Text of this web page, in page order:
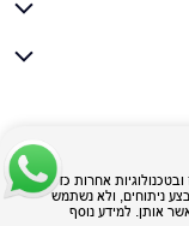
אחרות כדי
ניתוחים, ולא נשתמש
אותן. למידע נוסף